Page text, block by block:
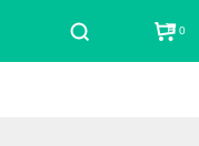
Поиск 0